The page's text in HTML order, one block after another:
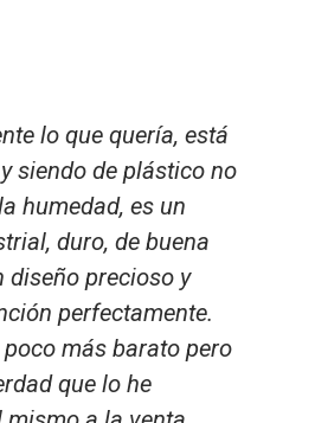
lo que quería, está
siendo de plástico no
humedad, es un
duro, de buena
diseño precioso y
perfectamente.
más barato pero
que lo he